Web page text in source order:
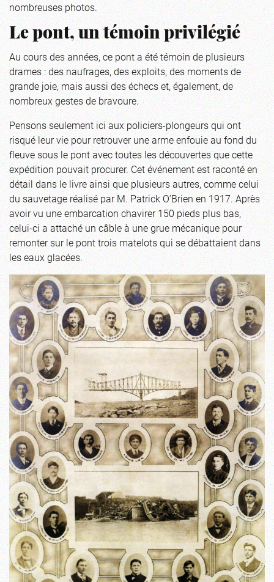
nombreuses photos.
Le pont, un témoin privilégié
Au cours des années, ce pont a été témoin de plusieurs
drames : des naufrages, des exploits, des moments de
grande joie, mais aussi des échecs et, également, de
nombreux gestes de bravoure.
Pensons seulement ici aux policiers-plongeurs qui ont
risqué leur vie pour retrouver une arme enfouie au fond du
fleuve sous le pont avec toutes les découvertes que cette
expédition pouvait procurer. Cet événement est raconté en
détail dans le livre ainsi que plusieurs autres, comme celui
du sauvetage réalisé par M. Patrick O’Brien en 1917. Après
avoir vu une embarcation chavirer 150 pieds plus bas,
celui-ci a attaché un câble à une grue mécanique pour
remonter sur le pont trois matelots qui se débattaient dans
les eaux glacées.